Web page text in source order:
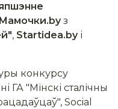
Мамочки.byз
, Startidea.byі
конкурсу
ГА "Мінскі сталічны
Social